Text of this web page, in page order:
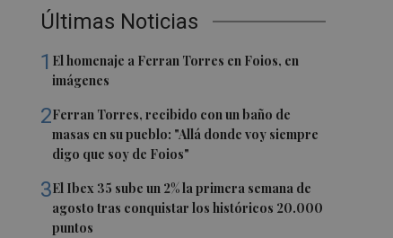
Últimas Noticias
1 El homenaje a Ferran Torres en Foios, en
imágenes
2Ferran Torres, recibido con un baño de
masas en su pueblo: "Allá donde voy siempre
digo que soy de Foios"
3El Ibex 35 sube un 2% la primera semana de
agosto tras conquistar los históricos 20.000
puntos